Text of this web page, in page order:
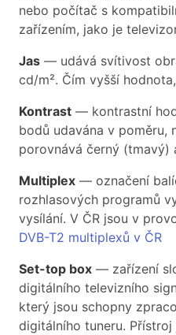
nebo počítač s
zařízením, jako je
Jas — udává svítivost
cd/m². Čím vyšší
Kontrast — kontrastní
bodů udavána v poměru,
porovnává černý (tmavý)
Multiplex — označení
rozhlasových programů
vysílání. V ČR jsou v
DVB-T2 multiplexů v ČR
Set-top box — zařízení
digitálního televizního
který jsou schopny
digitálního tuneru.